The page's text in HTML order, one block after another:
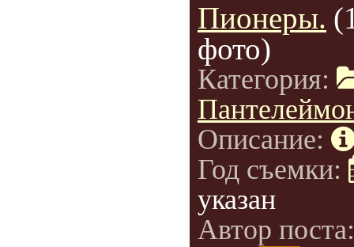
Пионеры.
фото)
Категория:
Описание:
Год съемки:
указан
Автор